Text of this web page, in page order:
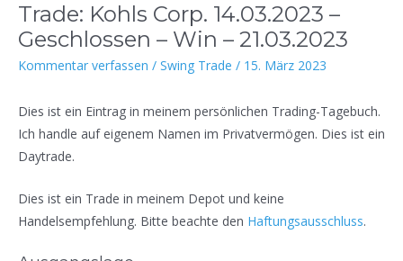
Trade: Kohls Corp. 14.03.2023 –
Geschlossen – Win – 21.03.2023
Kommentar verfassen / Swing Trade / 15. März 2023
Dies ist ein Eintrag in meinem persönlichen Trading-Tagebuch.
Ich handle auf eigenem Namen im Privatvermögen. Dies ist ein
Daytrade.
Dies ist ein Trade in meinem Depot und keine
Handelsempfehlung. Bitte beachte den Haftungsausschluss.